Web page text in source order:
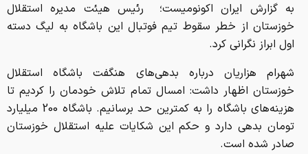
به گزارش ایران اکونومیست؛ رئیس هیئت مدیره استقلال
خوزستان از خطر سقوط تیم فوتبال این باشگاه به لیگ دسته
اول ابراز نگرانی کرد.
شهرام هزاریان درباره بدهی‌های هنگفت باشگاه استقلال
خوزستان اظهار داشت: امسال تمام تلاش خودمان را کردیم تا
هزینه‌های باشگاه را به کمترین حد برسانیم. باشگاه 200 میلیارد
تومان بدهی دارد و حکم این شکایات علیه استقلال خوزستان
صادر شده است.